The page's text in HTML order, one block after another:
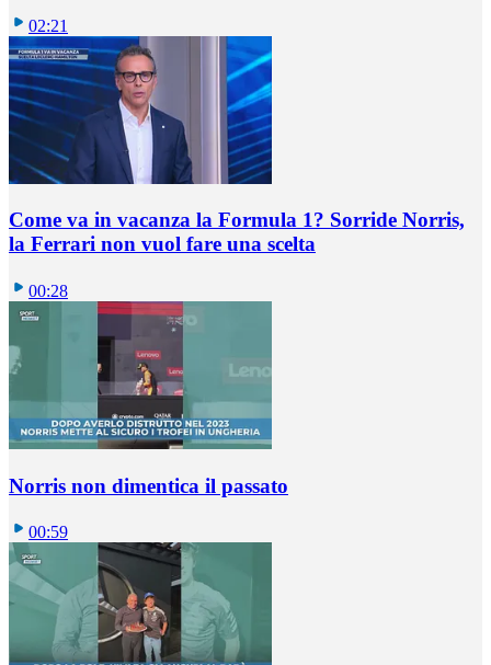
02:21
Come va in vacanza la Formula 1? Sorride Norris,
la Ferrari non vuol fare una scelta
00:28
Norris non dimentica il passato
00:59